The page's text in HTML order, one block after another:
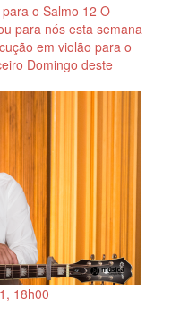
o Salmo 12 O
para nós esta semana
em violão para o
Domingo deste
18h00